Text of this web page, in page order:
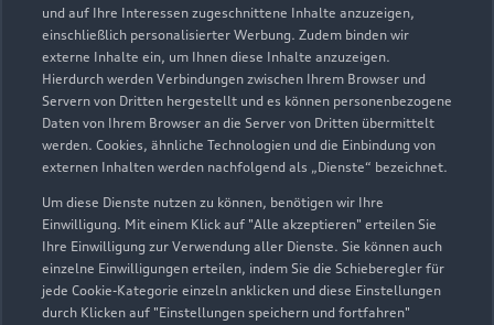
und auf Ihre Interessen zugeschnittene Inhalte anzuzeigen,
einschließlich personalisierter Werbung. Zudem binden wir
externe Inhalte ein, um Ihnen diese Inhalte anzuzeigen.
Hierdurch werden Verbindungen zwischen Ihrem Browser und
Servern von Dritten hergestellt und es können personenbezogene
Daten von Ihrem Browser an die Server von Dritten übermittelt
werden. Cookies, ähnliche Technologien und die Einbindung von
externen Inhalten werden nachfolgend als „Dienste“ bezeichnet.
Um diese Dienste nutzen zu können, benötigen wir Ihre
Einwilligung. Mit einem Klick auf "Alle akzeptieren" erteilen Sie
Ihre Einwilligung zur Verwendung aller Dienste. Sie können auch
einzelne Einwilligungen erteilen, indem Sie die Schieberegler für
jede Cookie-Kategorie einzeln anklicken und diese Einstellungen
durch Klicken auf "Einstellungen speichern und fortfahren"